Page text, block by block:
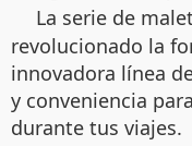
La serie de
revolucionado la
innovadora línea
y conveniencia
durante tus viajes.